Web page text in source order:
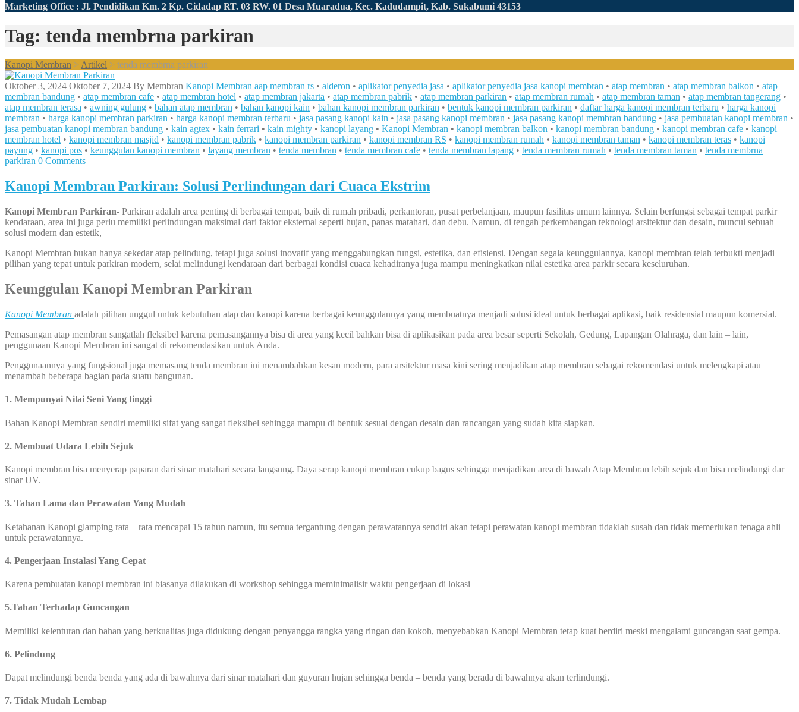
Marketing Office : Jl. Pendidikan Km. 2 Kp. Cidadap RT. 03 RW. 01 Desa Muaradua, Kec. Kadudampit, Kab. Sukabumi 43153
Tag: tenda membrna parkiran
Kanopi Membran > Artikel > tenda membrna parkiran
Oktober 3, 2024 Oktober 7, 2024 By Membran Kanopi Membran aap membran rs • alderon • aplikator penyedia jasa • aplikator penyedia jasa kanopi membran • atap membran • atap membran balkon • atap
membran bandung • atap membran cafe • atap membran hotel • atap membran jakarta • atap membran pabrik • atap membran parkiran • atap membran rumah • atap membran taman • atap membran tangerang •
atap membran terasa • awning gulung • bahan atap membran • bahan kanopi kain • bahan kanopi membran parkiran • bentuk kanopi membran parkiran • daftar harga kanopi membran terbaru • harga kanopi
membran • harga kanopi membran parkiran • harga kanopi membran terbaru • jasa pasang kanopi kain • jasa pasang kanopi membran • jasa pasang kanopi membran bandung • jasa pembuatan kanopi membran •
jasa pembuatan kanopi membran bandung • kain agtex • kain ferrari • kain mighty • kanopi layang • Kanopi Membran • kanopi membran balkon • kanopi membran bandung • kanopi membran cafe • kanopi
membran hotel • kanopi membran masjid • kanopi membran pabrik • kanopi membran parkiran • kanopi membran RS • kanopi membran rumah • kanopi membran taman • kanopi membran teras • kanopi
payung • kanopi pos • keunggulan kanopi membran • layang membran • tenda membran • tenda membran cafe • tenda membran lapang • tenda membran rumah • tenda membran taman • tenda membrna
parkiran 0 Comments
Kanopi Membran Parkiran: Solusi Perlindungan dari Cuaca Ekstrim
Kanopi Membran Parkiran- Parkiran adalah area penting di berbagai tempat, baik di rumah pribadi, perkantoran, pusat perbelanjaan, maupun fasilitas umum lainnya. Selain berfungsi sebagai tempat parkir
kendaraan, area ini juga perlu memiliki perlindungan maksimal dari faktor eksternal seperti hujan, panas matahari, dan debu. Namun, di tengah perkembangan teknologi arsitektur dan desain, muncul sebuah
solusi modern dan estetik,
Kanopi Membran bukan hanya sekedar atap pelindung, tetapi juga solusi inovatif yang menggabungkan fungsi, estetika, dan efisiensi. Dengan segala keunggulannya, kanopi membran telah terbukti menjadi
pilihan yang tepat untuk parkiran modern, selai melindungi kendaraan dari berbagai kondisi cuaca kehadiranya juga mampu meningkatkan nilai estetika area parkir secara keseluruhan.
Keunggulan Kanopi Membran Parkiran
Kanopi Membran adalah pilihan unggul untuk kebutuhan atap dan kanopi karena berbagai keunggulannya yang membuatnya menjadi solusi ideal untuk berbagai aplikasi, baik residensial maupun komersial.
Pemasangan atap membran sangatlah fleksibel karena pemasangannya bisa di area yang kecil bahkan bisa di aplikasikan pada area besar seperti Sekolah, Gedung, Lapangan Olahraga, dan lain – lain,
penggunaan Kanopi Membran ini sangat di rekomendasikan untuk Anda.
Penggunaannya yang fungsional juga memasang tenda membran ini menambahkan kesan modern, para arsitektur masa kini sering menjadikan atap membran sebagai rekomendasi untuk melengkapi atau
menambah beberapa bagian pada suatu bangunan.
1. Mempunyai Nilai Seni Yang tinggi
Bahan Kanopi Membran sendiri memiliki sifat yang sangat fleksibel sehingga mampu di bentuk sesuai dengan desain dan rancangan yang sudah kita siapkan.
2. Membuat Udara Lebih Sejuk
Kanopi membran bisa menyerap paparan dari sinar matahari secara langsung. Daya serap kanopi membran cukup bagus sehingga menjadikan area di bawah Atap Membran lebih sejuk dan bisa melindungi dar
sinar UV.
3. Tahan Lama dan Perawatan Yang Mudah
Ketahanan Kanopi glamping rata – rata mencapai 15 tahun namun, itu semua tergantung dengan perawatannya sendiri akan tetapi perawatan kanopi membran tidaklah susah dan tidak memerlukan tenaga ahli
untuk perawatannya.
4. Pengerjaan Instalasi Yang Cepat
Karena pembuatan kanopi membran ini biasanya dilakukan di workshop sehingga meminimalisir waktu pengerjaan di lokasi
5.Tahan Terhadap Guncangan
Memiliki kelenturan dan bahan yang berkualitas juga didukung dengan penyangga rangka yang ringan dan kokoh, menyebabkan Kanopi Membran tetap kuat berdiri meski mengalami guncangan saat gempa.
6. Pelindung
Dapat melindungi benda benda yang ada di bawahnya dari sinar matahari dan guyuran hujan sehingga benda – benda yang berada di bawahnya akan terlindungi.
7. Tidak Mudah Lembap